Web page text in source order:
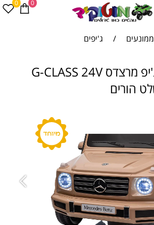
0 0
ממונעים / ג'יפים
ג'יפ לילדים- ג'יפ מרצדס G-CLASS 24V